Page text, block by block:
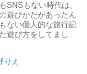
SNSもない時代は、
遊びかたがあったん
ない個人的な旅行記
遊び方をしてまし
りえ